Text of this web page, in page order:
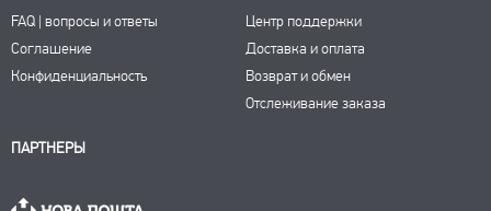
FAQ | вопросы и ответы
Соглашение
Конфиденциальность
Центр поддержки
Доставка и оплата
Возврат и обмен
Отслеживание заказа
ПАРТНЕРЫ